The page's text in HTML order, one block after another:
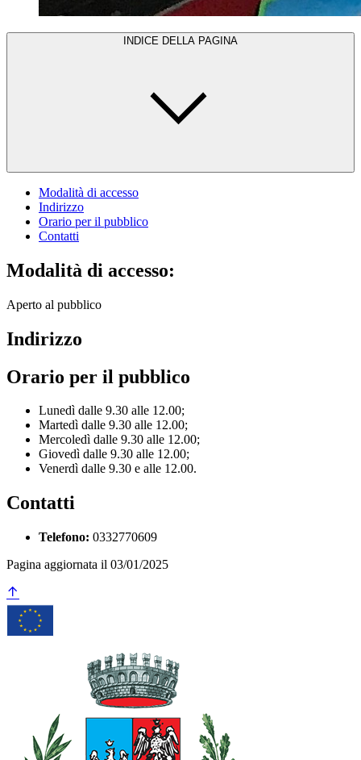
INDICE DELLA PAGINA
Modalità di accesso
Indirizzo
Orario per il pubblico
Contatti
Modalità di accesso:
Aperto al pubblico
Indirizzo
Orario per il pubblico
Lunedì dalle 9.30 alle 12.00;
Martedì dalle 9.30 alle 12.00;
Mercoledì dalle 9.30 alle 12.00;
Giovedì dalle 9.30 alle 12.00;
Venerdì dalle 9.30 e alle 12.00.
Contatti
Telefono: 0332770609
Pagina aggiornata il 03/01/2025